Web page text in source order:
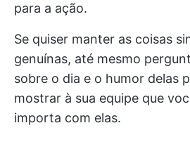
para a ação.
Se quiser manter as coisas
genuínas, até mesmo
sobre o dia e o humor delas
mostrar à sua equipe que
importa com elas.